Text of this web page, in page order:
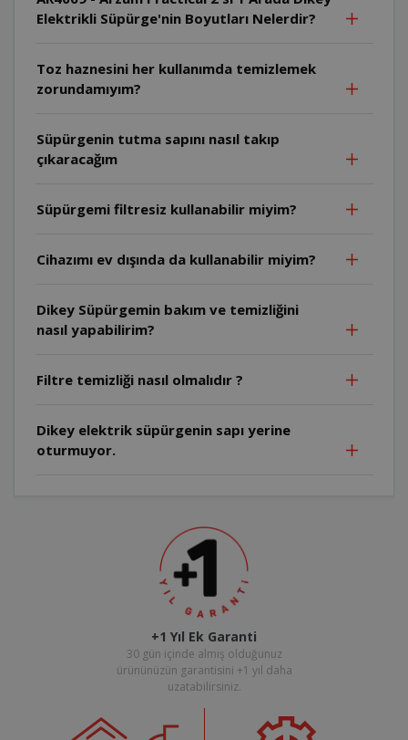
Elektrikli Süpürge'nin Boyutları Nelerdir?
Toz haznesini her kullanımda temizlemek
zorundamıyım?
Süpürgenin tutma sapını nasıl takıp
çıkaracağım
Süpürgemi filtresiz kullanabilir miyim?
Cihazımı ev dışında da kullanabilir miyim?
Dikey Süpürgemin bakım ve temizliğini
nasıl yapabilirim?
Filtre temizliği nasıl olmalıdır ?
Dikey elektrik süpürgenin sapı yerine
oturmuyor.
+1 Yıl Ek Garanti
30 gün içinde almış olduğunuz
ürününüzün garantisini +1 yıl daha
uzatabilirsiniz.